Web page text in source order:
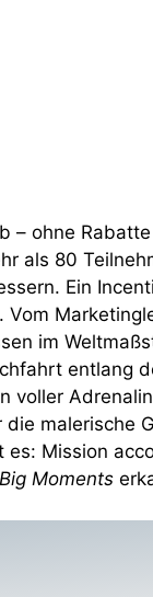
ohne
als 80
Ein
im
entlang
voller
malerische
Mission
Big Moments